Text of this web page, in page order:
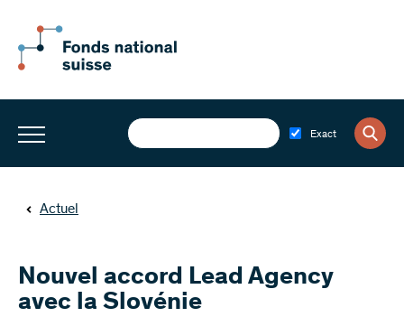
Exact
Actuel
Nouvel accord Lead Agency
avec la Slovénie